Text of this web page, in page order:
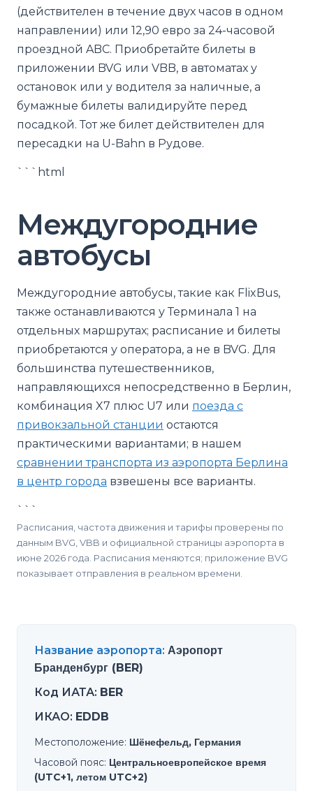
(действителен в течение двух часов в одном
направлении) или 12,90 евро за 24-часовой
проездной ABC. Приобретайте билеты в
приложении BVG или VBB, в автоматах у
остановок или у водителя за наличные, а
бумажные билеты валидируйте перед
посадкой. Тот же билет действителен для
пересадки на U-Bahn в Рудове.
```html
Междугородние
автобусы
Междугородние автобусы, такие как FlixBus,
также останавливаются у Терминала 1 на
отдельных маршрутах; расписание и билеты
приобретаются у оператора, а не в BVG. Для
большинства путешественников,
направляющихся непосредственно в Берлин,
комбинация X7 плюс U7 или поезда с
привокзальной станции остаются
практическими вариантами; в нашем
сравнении транспорта из аэропорта Берлина
в центр города взвешены все варианты.
```
Расписания, частота движения и тарифы проверены по
данным BVG, VBB и официальной страницы аэропорта в
июне 2026 года. Расписания меняются; приложение BVG
показывает отправления в реальном времени.
Название аэропорта: Аэропорт
Бранденбург (BER)
Код ИАТА: BER
ИКАО: EDDB
Местоположение: Шёнефельд, Германия
Часовой пояс: Центральноевропейское время
(UTC+1, летом UTC+2)